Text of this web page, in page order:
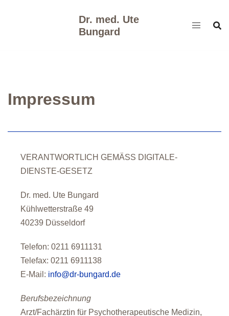
Dr. med. Ute
Bungard
Impressum
VERANTWORTLICH GEMÄSS DIGITALE-
DIENSTE-GESETZ
Dr. med. Ute Bungard
Kühlwetterstraße 49
40239 Düsseldorf
Telefon: 0211 6911131
Telefax: 0211 6911138
E-Mail: info@dr-bungard.de
Berufsbezeichnung
Arzt/Fachärztin für Psychotherapeutische Medizin,